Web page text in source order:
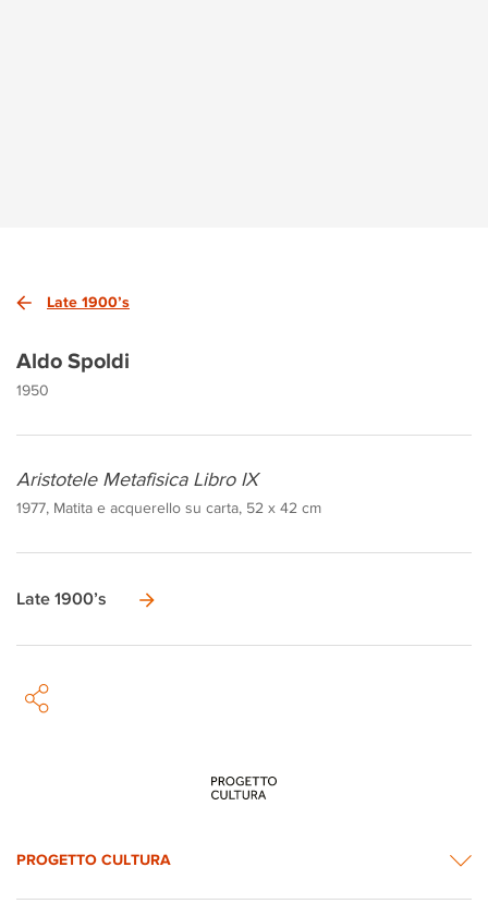
Late 1900’s
Aldo Spoldi
1950
Aristotele Metafisica Libro IX
1977, Matita e acquerello su carta, 52 x 42 cm
Late 1900’s
PROGETTO CULTURA